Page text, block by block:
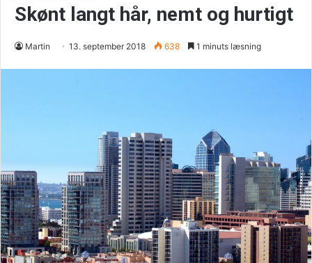
Skønt langt hår, nemt og hurtigt
Martin 13. september 2018 638 1 minuts læsning